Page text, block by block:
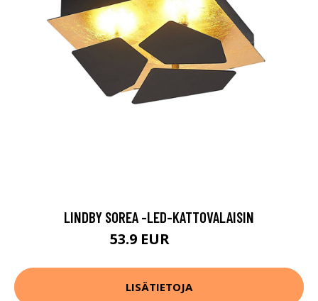
LINDBY SOREA -LED-KATTOVALAISIN
53.9 EUR
LISÄTIETOJA